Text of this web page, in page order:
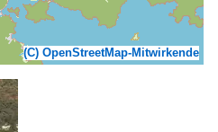
(C) OpenStreetMap-Mitwirkende